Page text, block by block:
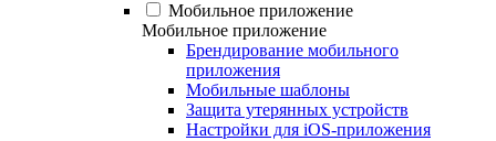
Мобильное приложение
Мобильное приложение
Брендирование мобильного
приложения
Мобильные шаблоны
Защита утерянных устройств
Настройки для iOS-приложения